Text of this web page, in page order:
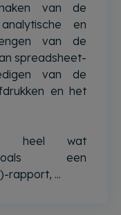
van de
en
van de
spreadsheet-
van de
en het
heel wat
zoals een
rapport, ...